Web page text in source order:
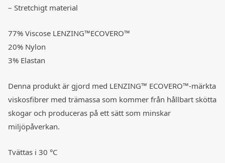
– Stretchigt material
77% Viscose LENZING™ECOVERO™
20% Nylon
3% Elastan
Denna produkt är gjord med LENZING™ ECOVERO™-märkta
viskosfibrer med trämassa som kommer från hållbart skötta
skogar och produceras på ett sätt som minskar
miljöpåverkan.
Tvättas i 30 °C